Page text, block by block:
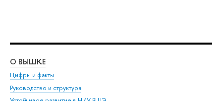
О ВЫШКЕ
Цифры и факты
Руководство и структура